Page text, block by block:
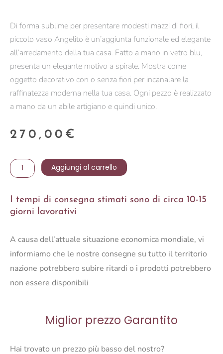
Di forma sublime per presentare modesti mazzi di fiori, il
piccolo vaso Angelito è un’aggiunta funzionale ed elegante
all’arredamento della tua casa. Fatto a mano in vetro blu,
presenta un elegante motivo a spirale. Mostra come
oggetto decorativo con o senza fiori per incanalare la
raffinatezza moderna nella tua casa. Ogni pezzo è realizzato
a mano da un abile artigiano e quindi unico.
270,00 €
VASO
ANGELITO
BLU
quantità
Aggiungi al carrello
I tempi di consegna stimati sono di circa 10-15
giorni lavorativi
A causa dell’attuale situazione economica mondiale, vi
informiamo che le nostre consegne su tutto il territorio
nazione potrebbero subire ritardi o i prodotti potrebbero
non essere disponibili
Miglior prezzo Garantito
Hai trovato un prezzo più basso del nostro?